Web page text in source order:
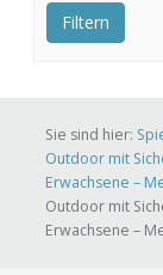
Filtern
Sie sind hier:
Outdoor mit
Erwachsene –
Outdoor mit
Erwachsene –